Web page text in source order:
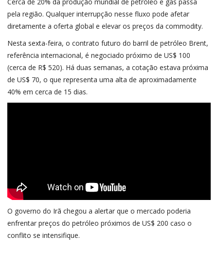
pela região. Qualquer interrupção nesse fluxo pode afetar
diretamente a oferta global e elevar os preços da commodity.
Nesta sexta-feira, o contrato futuro do barril de petróleo Brent,
referência internacional, é negociado próximo de US$ 100
(cerca de R$ 520). Há duas semanas, a cotação estava próxima
de US$ 70, o que representa uma alta de aproximadamente
40% em cerca de 15 dias.
O governo do Irã chegou a alertar que o mercado poderia
enfrentar preços do petróleo próximos de US$ 200 caso o
conflito se intensifique.